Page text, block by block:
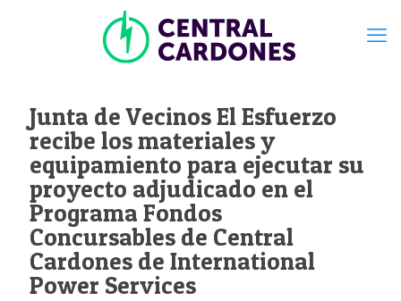
Junta de Vecinos El Esfuerzo
recibe los materiales y
equipamiento para ejecutar su
proyecto adjudicado en el
Programa Fondos
Concursables de Central
Cardones de International
Power Services